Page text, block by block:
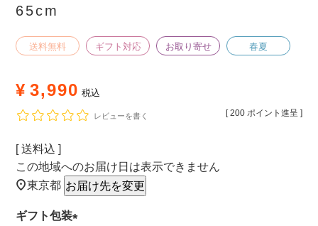
65cm
送料無料 ギフト対応 お取り寄せ 春夏
¥ 3,990 税込
[ 200 ポイント進呈 ]
レビューを書く
送料込
この地域へのお届け日は表示できません
東京都 お届け先を変更
ギフト包装